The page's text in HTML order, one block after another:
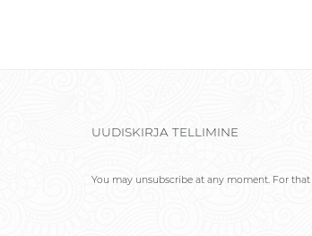
UUDISKIRJA TELLIMINE
You may unsubscribe at any moment. For